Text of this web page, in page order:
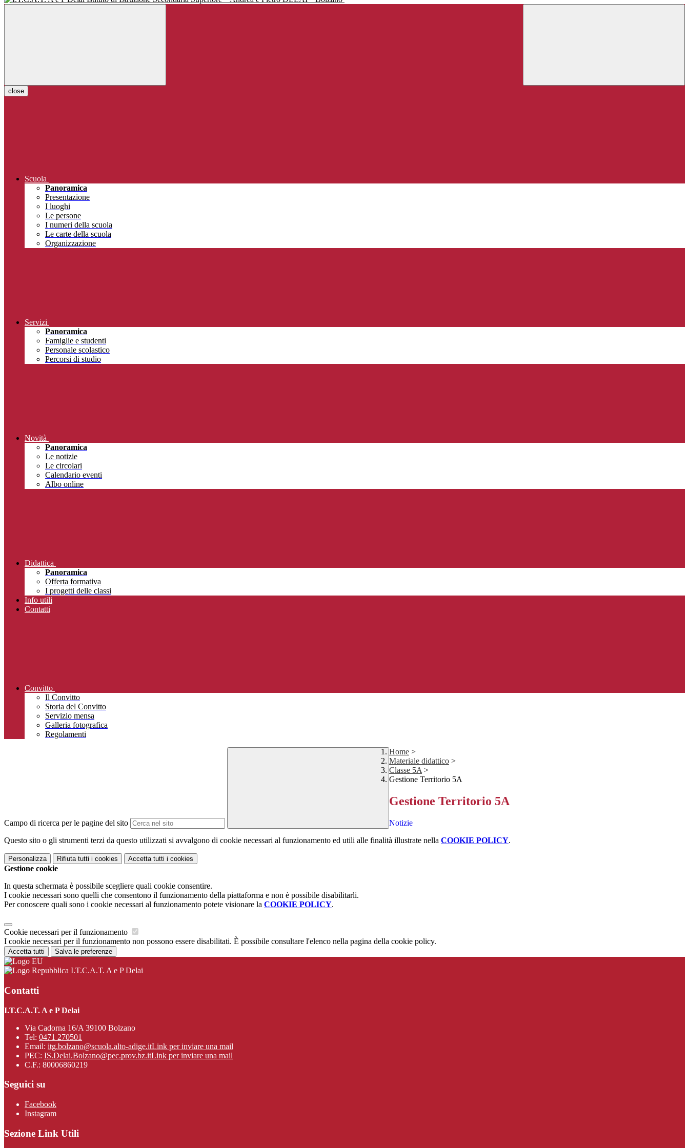
close
Scuola
Panoramica
Presentazione
I luoghi
Le persone
I numeri della scuola
Le carte della scuola
Organizzazione
Servizi
Panoramica
Famiglie e studenti
Personale scolastico
Percorsi di studio
Novità
Panoramica
Le notizie
Le circolari
Calendario eventi
Albo online
Didattica
Panoramica
Offerta formativa
I progetti delle classi
Info utili
Contatti
Convitto
Il Convitto
Storia del Convitto
Servizio mensa
Galleria fotografica
Regolamenti
Campo di ricerca per le pagine del sito
Home >
Materiale didattico >
Classe 5A >
Gestione Territorio 5A
Gestione Territorio 5A
Notizie
Questo sito o gli strumenti terzi da questo utilizzati si avvalgono di cookie necessari al funzionamento ed utili alle finalità illustrate nella COOKIE POLICY.
Personalizza Rifiuta tutti i cookies Accetta tutti i cookies
Gestione cookie
In questa schermata è possibile scegliere quali cookie consentire.
I cookie necessari sono quelli che consentono il funzionamento della piattaforma e non è possibile disabilitarli.
Per conoscere quali sono i cookie necessari al funzionamento potete visionare la COOKIE POLICY.
Cookie necessari per il funzionamento
I cookie necessari per il funzionamento non possono essere disabilitati. È possibile consultare l'elenco nella pagina della cookie policy.
Accetta tutti Salva le preferenze
I.T.C.A.T. A e P Delai
Contatti
I.T.C.A.T. A e P Delai
Via Cadorna 16/A 39100 Bolzano
Tel: 0471 270501
Email: itg.bolzano@scuola.alto-adige.itLink per inviare una mail
PEC: IS.Delai.Bolzano@pec.prov.bz.itLink per inviare una mail
C.F.: 80006860219
Seguici su
Facebook
Instagram
Sezione Link Utili